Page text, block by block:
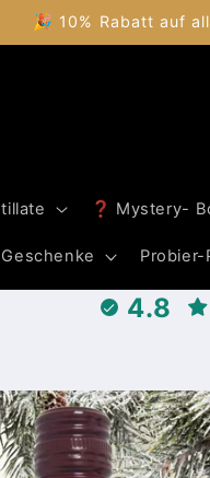
🎉 10% Rabatt auf
❓ Mystery-
Probier-
4.8